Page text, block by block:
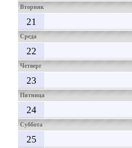
Вторник
21
Среда
22
Четверг
23
Пятница
24
Суббота
25